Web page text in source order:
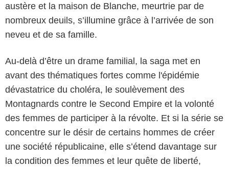
austère et la maison de Blanche, meurtrie par de
nombreux deuils, s’illumine grâce à l’arrivée de son
neveu et de sa famille.
Au-delà d’être un drame familial, la saga met en
avant des thématiques fortes comme l'épidémie
dévastatrice du choléra, le soulèvement des
Montagnards contre le Second Empire et la volonté
des femmes de participer à la révolte. Et si la série se
concentre sur le désir de certains hommes de créer
une société républicaine, elle s’étend davantage sur
la condition des femmes et leur quête de liberté,